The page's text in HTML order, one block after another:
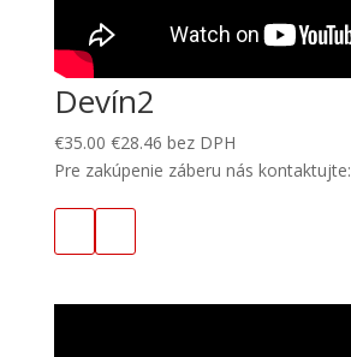
Devín2
€35.00 €28.46 bez DPH
Pre zakúpenie záberu nás kontaktujte: